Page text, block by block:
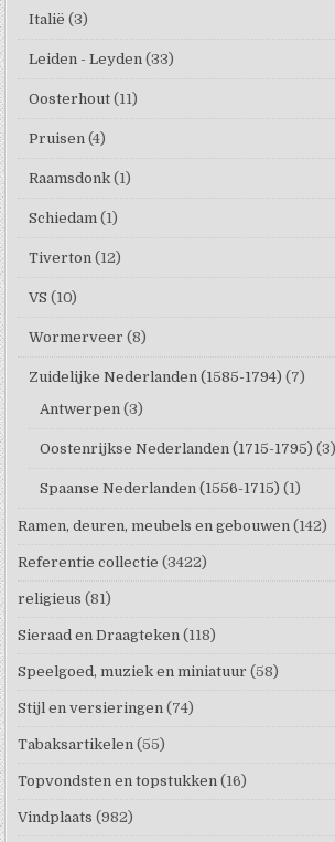
Italië (3)
Leiden - Leyden (33)
Oosterhout (11)
Pruisen (4)
Raamsdonk (1)
Schiedam (1)
Tiverton (12)
VS (10)
Wormerveer (8)
Zuidelijke Nederlanden (1585-1794) (7)
Antwerpen (3)
Oostenrijkse Nederlanden (1715-1795) (3)
Spaanse Nederlanden (1556-1715) (1)
Ramen, deuren, meubels en gebouwen (142)
Referentie collectie (3422)
religieus (81)
Sieraad en Draagteken (118)
Speelgoed, muziek en miniatuur (58)
Stijl en versieringen (74)
Tabaksartikelen (55)
Topvondsten en topstukken (16)
Vindplaats (982)